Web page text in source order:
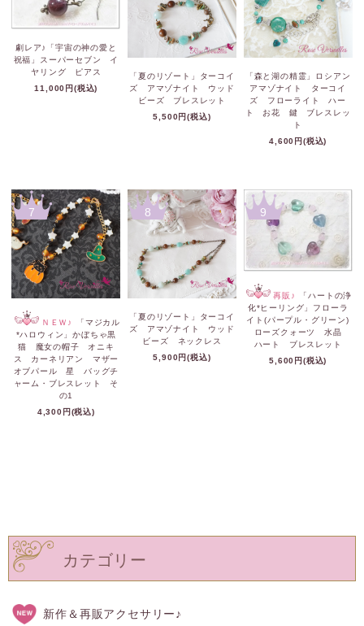
劇レア♪「宇宙の神の愛と
祝福」スーパーセブン イ
ヤリング ピアス
11,000円(税込)
「夏のリゾート」ターコイ
ズ アマゾナイト ウッド
ビーズ ブレスレット
5,500円(税込)
「森と湖の精霊」ロシアン
アマゾナイト ターコイ
ズ フローライト ハー
ト お花 鍵 ブレスレッ
ト
4,600円(税込)
7
ＮＥＷ♪
「マジカル
*ハロウィン」かぼちゃ黒
猫 魔女の帽子 オニキ
ス カーネリアン マザー
オブパール 星 バッグチ
ャーム・ブレスレット そ
の1
4,300円(税込)
8
「夏のリゾート」ターコイ
ズ アマゾナイト ウッド
ビーズ ネックレス
5,900円(税込)
9
再販♪
「ハートの浄
化*ヒーリング」フローラ
イト(パープル・グリーン)
ローズクォーツ 水晶
ハート ブレスレット
5,600円(税込)
カテゴリー
新作＆再販アクセサリー♪